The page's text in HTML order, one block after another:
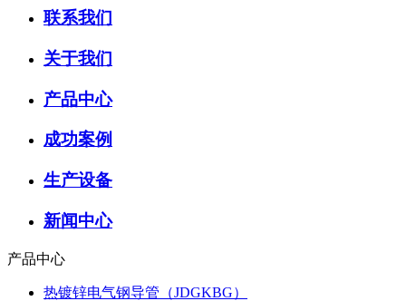
联系我们
关于我们
产品中心
成功案例
生产设备
新闻中心
产品中心
热镀锌电气钢导管（JDGKBG）